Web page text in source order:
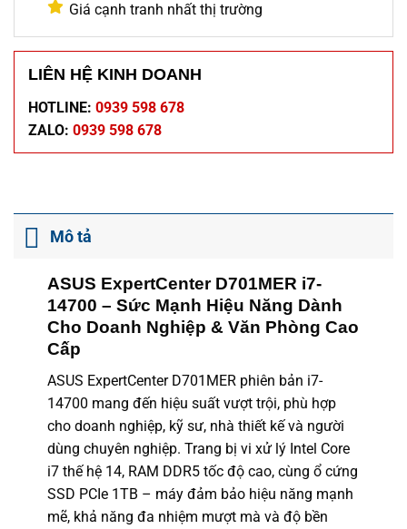
Giá cạnh tranh nhất thị trường
LIÊN HỆ KINH DOANH
HOTLINE: 0939 598 678
ZALO: 0939 598 678
Mô tả
ASUS ExpertCenter D701MER i7-
14700 – Sức Mạnh Hiệu Năng Dành
Cho Doanh Nghiệp & Văn Phòng Cao
Cấp
ASUS ExpertCenter D701MER phiên bản i7-
14700 mang đến hiệu suất vượt trội, phù hợp
cho doanh nghiệp, kỹ sư, nhà thiết kế và người
dùng chuyên nghiệp. Trang bị vi xử lý Intel Core
i7 thế hệ 14, RAM DDR5 tốc độ cao, cùng ổ cứng
SSD PCIe 1TB – máy đảm bảo hiệu năng mạnh
mẽ, khả năng đa nhiệm mượt mà và độ bền